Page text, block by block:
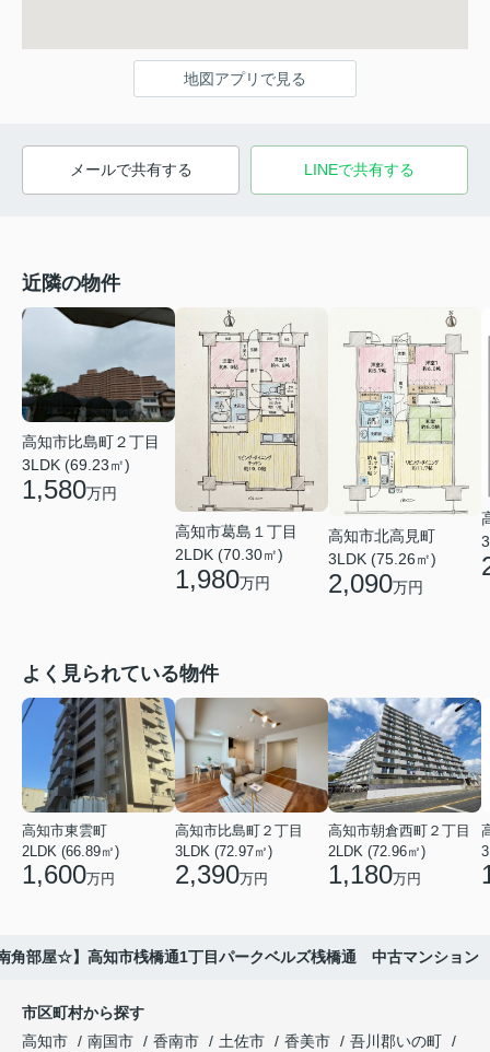
地図アプリで見る
メールで共有する LINEで共有する
近隣の物件
高知市比島町２丁目
3LDK (69.23㎡)
1,580万円
高知市葛島１丁目
2LDK (70.30㎡)
1,980万円
高知市北高見町
3LDK (75.26㎡)
2,090万円
よく見られている物件
高知市東雲町
2LDK (66.89㎡)
1,600万円
高知市比島町２丁目
3LDK (72.97㎡)
2,390万円
高知市朝倉西町２丁目
2LDK (72.96㎡)
1,180万円
角部屋☆】高知市桟橋通1丁目パークベルズ桟橋通 中古マンション
市区町村から探す
高知市
南国市 香南市 土佐市 香美市
吾川郡いの町